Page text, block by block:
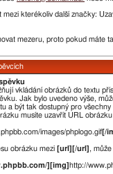
mezi kterékoliv další značky:
mezeru, proto pokud máte
vkládání obrázků do textu
Jak bylo uvedeno výše,
a být tak dostupný pro
musíte uzavřít URL
images/phplogo.gif[/
obrázku mezi [url][/url] ,
][img] http://